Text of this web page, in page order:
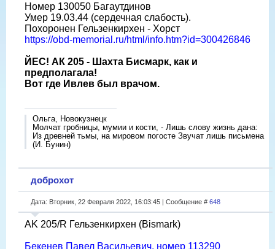
Номер 130050 Багаутдинов
Умер 19.03.44 (сердечная слабость).
Похоронен Гельзенкирхен - Хорст
https://obd-memorial.ru/html/info.htm?id=300426846
ЙЕС! АК 205 - Шахта Бисмарк, как и
предполагала!
Вот где Ивлев был врачом.
Ольга, Новокузнецк
Молчат гробницы, мумии и кости, - Лишь слову жизнь дана:
Из древней тьмы, на мировом погосте Звучат лишь письмена
(И. Бунин)
доброхот
Дата: Вторник, 22 Февраля 2022, 16:03:45 | Сообщение # 648
AK 205/R Гельзенкирхен (Bismark)
Бекенев Павел Васильевич, номер 113290